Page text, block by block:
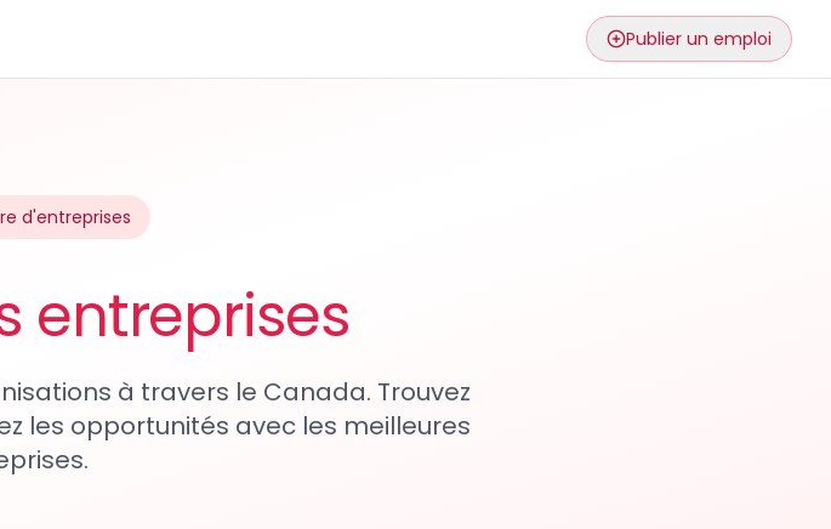
Publier un emploi
d'entreprises
entreprises
à travers le Canada. Trouvez
les opportunités avec les meilleures